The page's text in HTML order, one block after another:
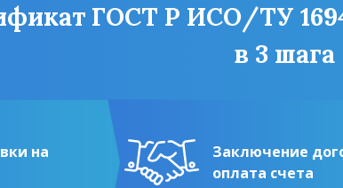
ГОСТ Р ИСО/ТУ
в 3 шага
на
Заключение
оплата счета